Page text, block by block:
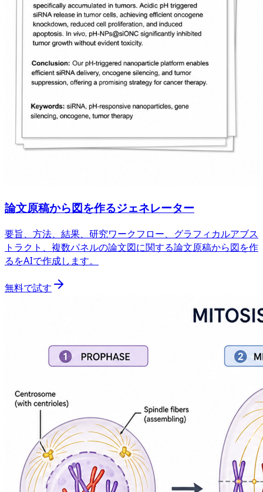
論文原稿から図を作るジェネレーター
要旨、方法、結果、研究ワークフロー、グラフィカルアブス
トラクト、複数パネルの論文図に関する論文原稿から図を作
るをAIで作成します。
無料で試す